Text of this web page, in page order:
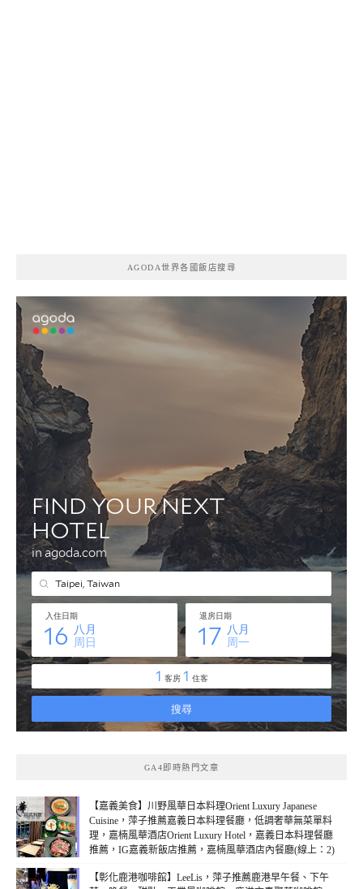
AGODA世界各國飯店搜尋
GA4即時熱門文章
【嘉義美食】川野風華日本料理Orient Luxury Japanese
Cuisine，萍子推薦嘉義日本料理餐廳，低調奢華無菜單料
理，嘉楠風華酒店Orient Luxury Hotel，嘉義日本料理餐廳
推薦，IG嘉義新飯店推薦，嘉楠風華酒店內餐廳(線上：2)
【彰化鹿港咖啡館】LeeLis，萍子推薦鹿港早午餐、下午